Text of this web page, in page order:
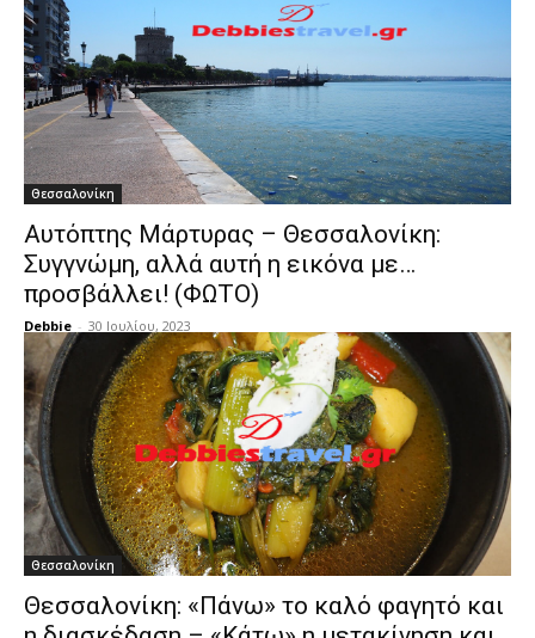
Θεσσαλονίκη
Αυτόπτης Μάρτυρας – Θεσσαλονίκη:
Συγγνώμη, αλλά αυτή η εικόνα με…
προσβάλλει! (ΦΩΤΟ)
Debbie - 30 Ιουλίου, 2023
Θεσσαλονίκη
Θεσσαλονίκη: «Πάνω» το καλό φαγητό και